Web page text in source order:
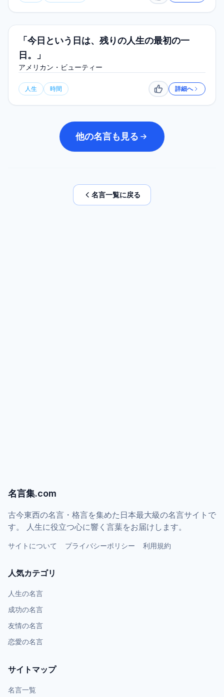
「今日という日は、残りの人生の最初の一
日。」
アメリカン・ビューティー
人生 時間 いいね詳細へ
他の名言も見る
名言一覧に戻る
名言集.com
古今東西の名言・格言を集めた日本最大級の名言サイトで
す。 人生に役立つ心に響く言葉をお届けします。
サイトについて プライバシーポリシー 利用規約
人気カテゴリ
人生の名言
成功の名言
友情の名言
恋愛の名言
サイトマップ
名言一覧